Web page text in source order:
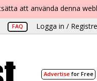
att använda denna
FAQ Logga in /
Advertisefor Free